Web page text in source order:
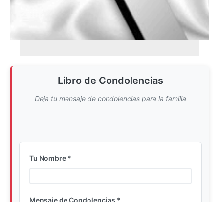
Libro de Condolencias
Deja tu mensaje de condolencias para la familia
Tu Nombre *
Mensaje de Condolencias *